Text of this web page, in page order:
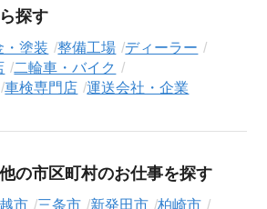
富な私たちが、あなたの経験とスキルを
月10日現在）のシニア向け求人を保有し
ービスだけの非公開求人です。
ましたら、まずは「求人紹介を依頼す
経歴やご希望を丁寧にヒアリングし、
接対策、企業との条件交渉まで、転職
探す
・塗装 整備工場
ディーラー
二輪車・バイク
車検専門店 運送会社・企業
の市区町村のお仕事を探す
越市 三条市 新発田市
柏崎市